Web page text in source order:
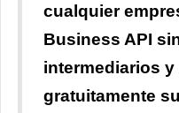
cualquier
Business API
intermediarios
gratuitamente